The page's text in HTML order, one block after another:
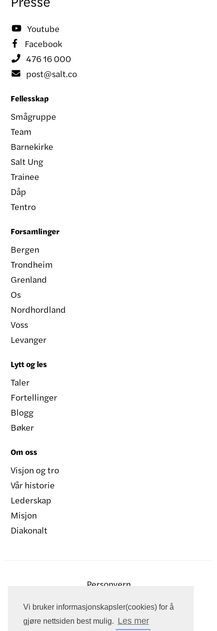
Vi bruker informasjonskapsler(cookies) for å
gjøre nettsiden best mulig. Les mer
 Youtube
 Facebook
 476 16 000
 post@salt.co
Fellesskap
Smågruppe
Team
Barnekirke
Salt Ung
Trainee
Dåp
Tentro
Forsamlinger
Bergen
Trondheim
Grenland
Os
Nordhordland
Voss
Levanger
Lytt og les
Taler
Fortellinger
Blogg
Bøker
Om oss
Visjon og tro
Vår historie
Lederskap
Misjon
Diakonalt
Personvern